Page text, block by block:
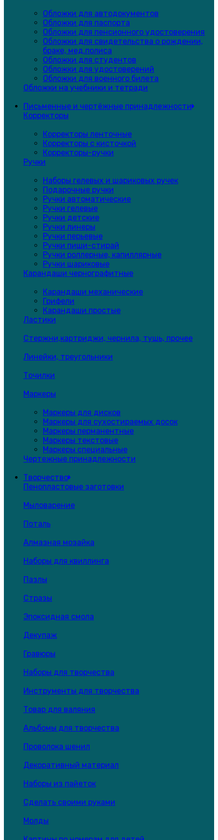
Обложки для автодокументов
Обложки для паспорта
Обложки для пенсионного удостоверения
Обложки для свидетельства о рождении,
браке, мед.полиса
Обложки для студентов
Обложки для удостоверений
Обложки для военного билета
Обложки на учебники и тетради
Письменные и чертёжные принадлежности
Корректоры
Корректоры ленточные
Корректоры с кисточкой
Корректоры-ручки
Ручки
Наборы гелевых и шариковых ручек
Подарочные ручки
Ручки автоматические
Ручки гелевые
Ручки детские
Ручки линеры
Ручки перьевые
Ручки пиши-стирай
Ручки роллерные, капиллярные
Ручки шариковые
Карандаши чернографитные
Карандаши механические
Грифели
Карандаши простые
Ластики
Стержни,картриджи, чернила, тушь, прочее
Линейки, треугольники
Точилки
Маркеры
Маркеры для дисков
Маркеры для сухостираемых досок
Маркеры перманентные
Маркеры текстовые
Маркеры специальные
Чертежные принадлежности
Творчество
Пенопластовые заготовки
Мыловарение
Поталь
Алмазная мозайка
Наборы для квиллинга
Пазлы
Стразы
Эпоксидная смола
Декупаж
Гравюры
Наборы для творчества
Инструменты для творчества
Товар для валяния
Альбомы для творчества
Проволока шенил
Декоративный материал
Наборы из пайеток
Сделать своими руками
Молды